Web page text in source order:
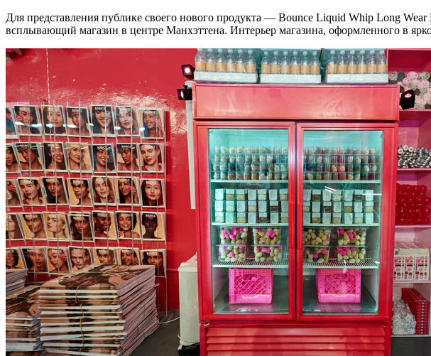
Для представления публике своего нового продукта — Bounce Liquid Whip Long
всплывающий магазин в центре Манхэттена. Интерьер магазина, оформленного в